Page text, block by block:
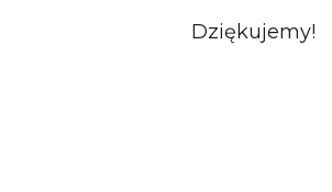
Dziękujemy!